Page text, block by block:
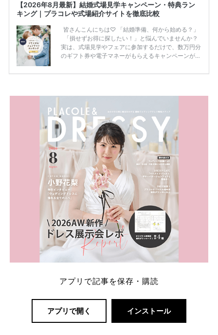
【2026年8月最新】結婚式場見学キャンペーン・特典ラン
キング｜プラコレや式場紹介サイトを徹底比較
皆さんこんにちは♡ 「結婚準備、何から始める？」
「損せずお得に探したい！」と悩んでいませんか？
実は、式場見学やフェアに参加するだけで、数万円分
のギフト券や電子マネーがもらえるキャンペーンがあ
ため、比較せずに選ぶと損をしてしまうことも……。
内容：特典金額・条件・応募方法・注意点 「どこが
一番お得？」「プラコレの特典は？」といった疑問も
解決します。 まずは診断で候補を絞れる「ウェディ
ング診断」か、体験型 […]
続きを読む
アプリで記事を保存・購読
アプリで開く インストール